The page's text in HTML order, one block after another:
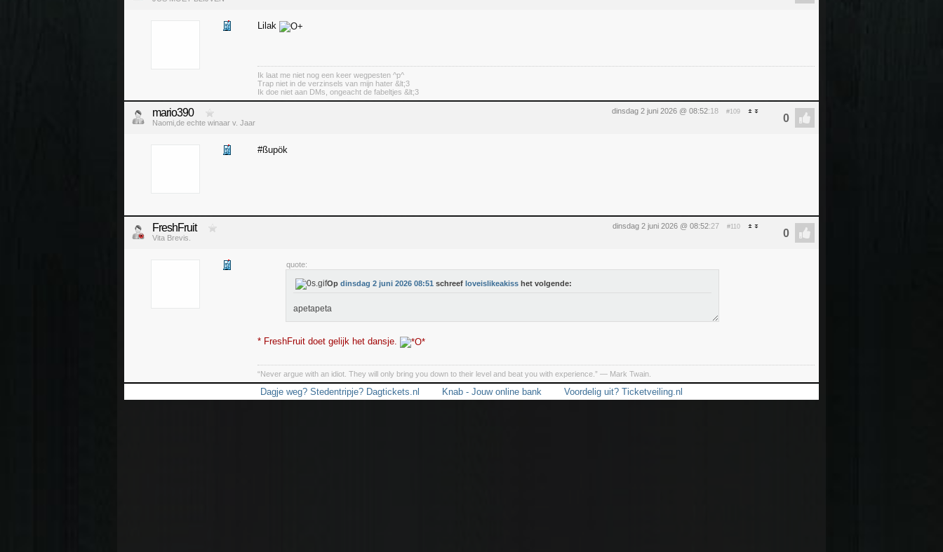
Lilak
Ik laat me niet nog een keer wegpesten ^p^
Trap niet in de verzinsels van mijn hater &lt;3
Ik doe niet aan DMs, ongeacht de fabeltjes &lt;3
dinsdag 2 juni 2026 @ 08:52:18 #109
mario390
Naomi,de echte winaar v. Jaar
#ßupök
dinsdag 2 juni 2026 @ 08:52:27 #110
FreshFruit
Vita Brevis.
quote:
Op dinsdag 2 juni 2026 08:51 schreef loveislikeakiss het volgende:
apetapeta
* FreshFruit doet gelijk het dansje.
“Never argue with an idiot. They will only bring you down to their level and beat you with experience.” ― Mark Twain.
Dagje weg? Stedentripje? Dagtickets.nl Knab - Jouw online bank Voordelig uit? Ticketveiling.nl